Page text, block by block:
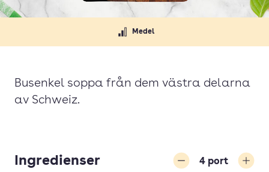
Medel
Busenkel soppa från dem västra delarna
av Schweiz.
Ingredienser 4 port